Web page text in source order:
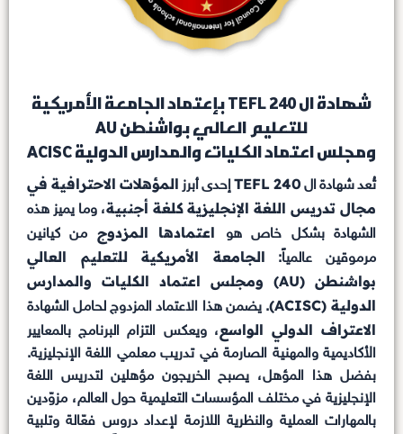
شهادة ال TEFL 240 بإعتماد الجامعة الأمريكية
للتعليم العالي بواشنطن AU
ومجلس اعتماد الكليات والمدارس الدولية ACISC
تُعد شهادة ال TEFL 240 إحدى أبرز المؤهلات الاحترافية في
مجال تدريس اللغة الإنجليزية كلغة أجنبية، وما يميز هذه
الشهادة بشكل خاص هو اعتمادها المزدوج من كيانين
مرموقين عالمياً: الجامعة الأمريكية للتعليم العالي
بواشنطن (AU) ومجلس اعتماد الكليات والمدارس
الدولية (ACISC)
. يضمن هذا الاعتماد المزدوج لحامل الشهادة
الاعتراف الدولي الواسع، ويعكس التزام البرنامج بالمعايير
الأكاديمية والمهنية الصارمة في تدريب معلمي اللغة الإنجليزية.
بفضل هذا المؤهل، يصبح الخريجون مؤهلين لتدريس اللغة
الإنجليزية في مختلف المؤسسات التعليمية حول العالم، مزوّدين
بالمهارات العملية والنظرية اللازمة لإعداد دروس فعّالة وتلبية